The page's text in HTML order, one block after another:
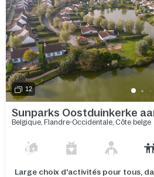
12
Sunparks Oostduinkerke
Belgique Flandre-Occidentale Côte belge
Large choix d'activités pour tous,